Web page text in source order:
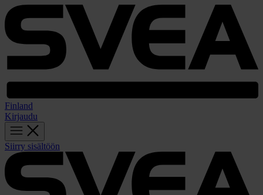
Finland
Kirjaudu
Siirry sisältöön